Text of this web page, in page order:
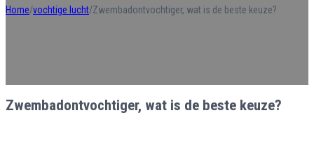
Home/vochtige lucht/Zwembadontvochtiger, wat is de beste keuze?
Zwembadontvochtiger, wat is de beste keuze?